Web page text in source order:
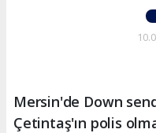
Mersin'de Down
Çetintaş'ın polis